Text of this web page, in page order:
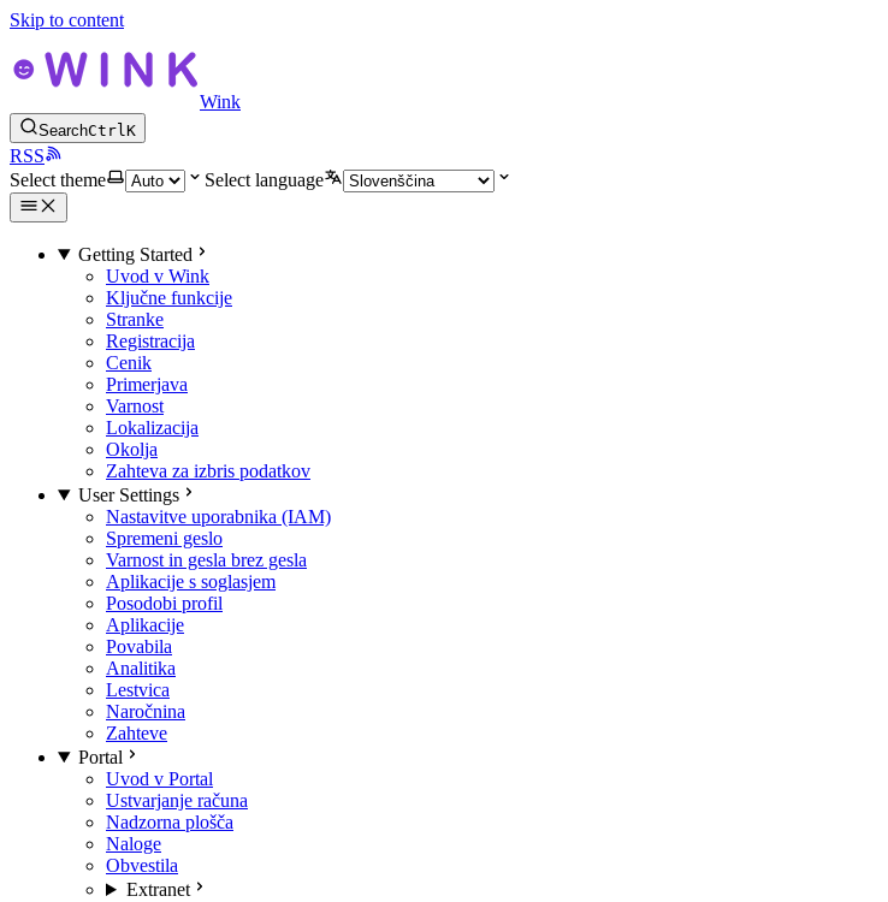
Skip to content
Wink
SearchCtrlK
RSS
Select theme
Select language
Getting Started
Uvod v Wink
Ključne funkcije
Stranke
Registracija
Cenik
Primerjava
Varnost
Lokalizacija
Okolja
Zahteva za izbris podatkov
User Settings
Nastavitve uporabnika (IAM)
Spremeni geslo
Varnost in gesla brez gesla
Aplikacije s soglasjem
Posodobi profil
Aplikacije
Povabila
Analitika
Lestvica
Naročnina
Zahteve
Portal
Uvod v Portal
Ustvarjanje računa
Nadzorna plošča
Naloge
Obvestila
Extranet